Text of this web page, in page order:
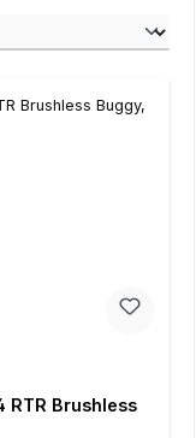
RTR Brushless